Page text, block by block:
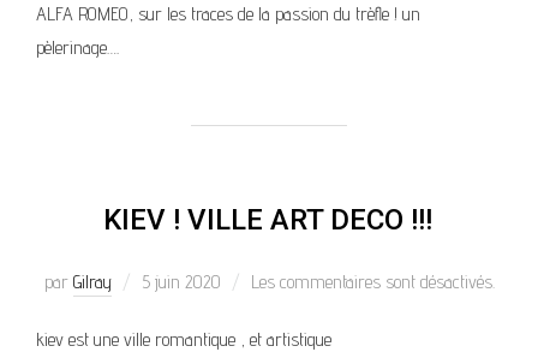
ALFA ROMEO, sur les traces de la passion du trèfle ! un
pèlerinage….
KIEV ! VILLE ART DECO !!!
par Gilray 5 juin 2020 Les commentaires sont désactivés.
kiev est une ville romantique , et artistique